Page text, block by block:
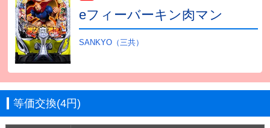
eフィーバーキン肉マン
SANKYO（三共）
等価交換(4円)